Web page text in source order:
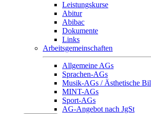
Leistungskurse
Abitur
Abibac
Dokumente
Links
Arbeitsgemeinschaften
Allgemeine AGs
Sprachen-AGs
Musik-AGs / Ästhetische
MINT-AGs
Sport-AGs
AG-Angebot nach JgSt